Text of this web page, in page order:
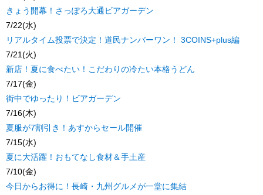
きょう開幕！さっぽろ大通ビアガーデン
7/22(水)
リアルタイム投票で決定！道民ナンバーワン！ 3COINS+plus編
7/21(火)
新店！夏に食べたい！こだわりの冷たい本格うどん
7/17(金)
街中でゆったり！ビアガーデン
7/16(木)
夏服が7割引き！あすからセール開催
7/15(水)
夏に大活躍！おもてなし食材＆手土産
7/10(金)
今日からお得に！長崎・九州グルメが一堂に集結